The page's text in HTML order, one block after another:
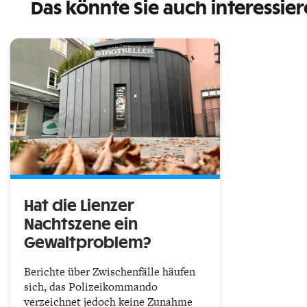
Das könnte Sie auch
Hat die Lienzer
Nachtszene ein
Gewaltproblem?
Berichte über Zwischenfälle häufen
sich, das Polizeikommando
verzeichnet jedoch keine Zunahme